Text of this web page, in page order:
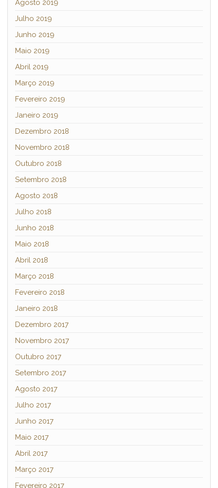
Agosto 2019
Julho 2019
Junho 2019
Maio 2019
Abril 2019
Março 2019
Fevereiro 2019
Janeiro 2019
Dezembro 2018
Novembro 2018
Outubro 2018
Setembro 2018
Agosto 2018
Julho 2018
Junho 2018
Maio 2018
Abril 2018
Março 2018
Fevereiro 2018
Janeiro 2018
Dezembro 2017
Novembro 2017
Outubro 2017
Setembro 2017
Agosto 2017
Julho 2017
Junho 2017
Maio 2017
Abril 2017
Março 2017
Fevereiro 2017